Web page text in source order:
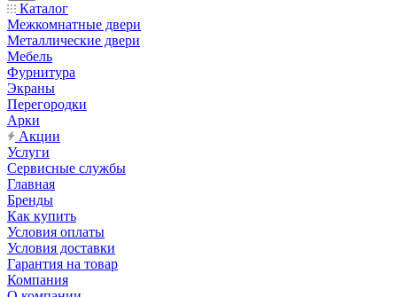
Каталог
Межкомнатные двери
Металлические двери
Мебель
Фурнитура
Экраны
Перегородки
Арки
Акции
Услуги
Сервисные службы
Главная
Бренды
Как купить
Условия оплаты
Условия доставки
Гарантия на товар
Компания